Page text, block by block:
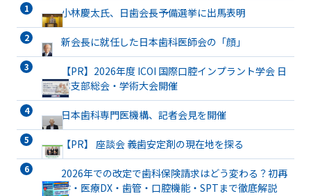
小林慶太氏、日歯会長予備選挙に出馬表明
新会長に就任した日本歯科医師会の「顔」
【PR】2026年度 ICOI 国際口腔インプラント学会 日
本支部総会・学術大会開催
日本歯科専門医機構、記者会見を開催
【PR】 座談会 義歯安定剤の現在地を探る
2026年での改定で歯科保険請求はどう変わる？初再
診・医療DX・歯管・口腔機能・SPTまで徹底解説